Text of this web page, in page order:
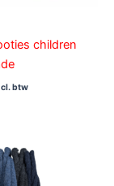
children
btw